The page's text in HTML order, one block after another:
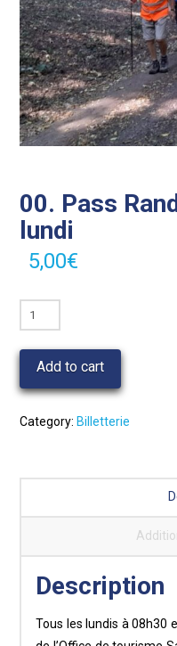
00. Pass
lundi
5,00€
00.
Pass
Rando
marches
du
Add to cart
Category: Billetterie
Description
Tous les lundis à 08h30